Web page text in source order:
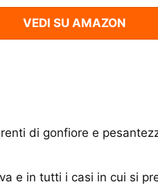
VEDI SU AMAZON
di gonfiore e
e in tutti i casi in cui si